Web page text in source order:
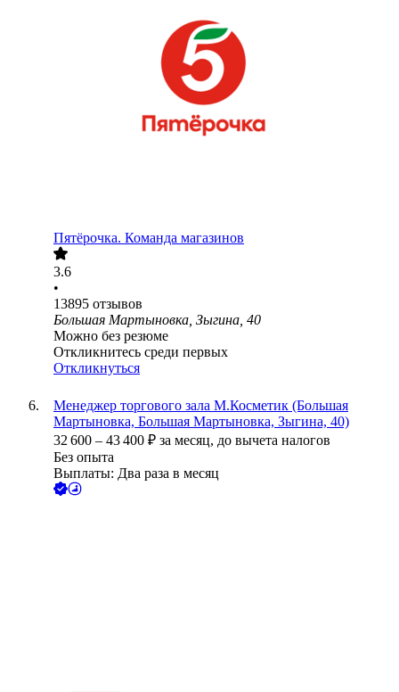
Пятёрочка. Команда магазинов
3.6
•
13895 отзывов
Большая Мартыновка, Зыгина, 40
Можно без резюме
Откликнитесь среди первых
Откликнуться
Менеджер торгового зала М.Косметик (Большая
Мартыновка, Большая Мартыновка, Зыгина, 40)
32 600 – 43 400 ₽ за месяц, до вычета налогов
Без опыта
Выплаты: Два раза в месяц